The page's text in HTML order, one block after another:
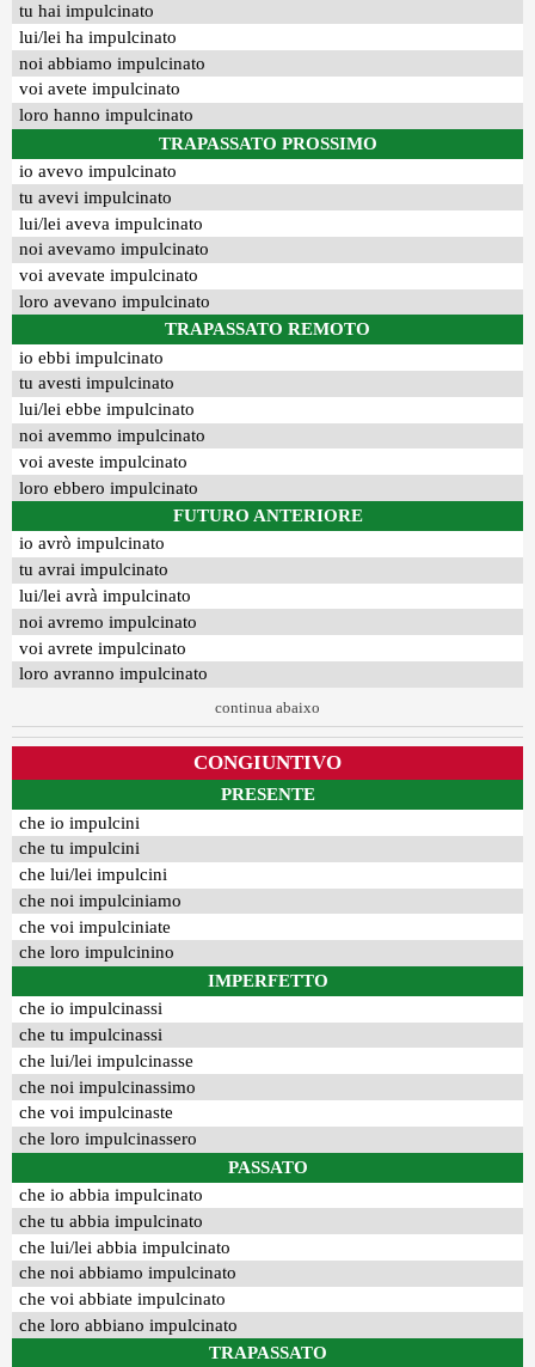
tu hai impulcinato
lui/lei ha impulcinato
noi abbiamo impulcinato
voi avete impulcinato
loro hanno impulcinato
TRAPASSATO PROSSIMO
io avevo impulcinato
tu avevi impulcinato
lui/lei aveva impulcinato
noi avevamo impulcinato
voi avevate impulcinato
loro avevano impulcinato
TRAPASSATO REMOTO
io ebbi impulcinato
tu avesti impulcinato
lui/lei ebbe impulcinato
noi avemmo impulcinato
voi aveste impulcinato
loro ebbero impulcinato
FUTURO ANTERIORE
io avrò impulcinato
tu avrai impulcinato
lui/lei avrà impulcinato
noi avremo impulcinato
voi avrete impulcinato
loro avranno impulcinato
continua abaixo
CONGIUNTIVO
PRESENTE
che io impulcini
che tu impulcini
che lui/lei impulcini
che noi impulciniamo
che voi impulciniate
che loro impulcinino
IMPERFETTO
che io impulcinassi
che tu impulcinassi
che lui/lei impulcinasse
che noi impulcinassimo
che voi impulcinaste
che loro impulcinassero
PASSATO
che io abbia impulcinato
che tu abbia impulcinato
che lui/lei abbia impulcinato
che noi abbiamo impulcinato
che voi abbiate impulcinato
che loro abbiano impulcinato
TRAPASSATO